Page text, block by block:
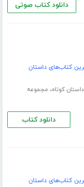
دانلود کتاب صوتی
کتاب‌های داستان
داستان کوتاه، مجموعه
دانلود کتاب
کتاب‌های داستان